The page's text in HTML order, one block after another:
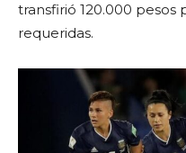
transfirió 120.000 pesos
requeridas.